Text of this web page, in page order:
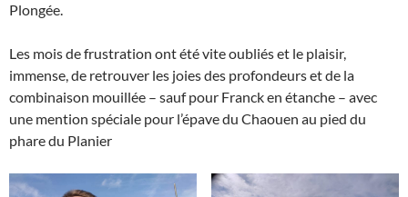
Plongée.
Les mois de frustration ont été vite oubliés et le plaisir,
immense, de retrouver les joies des profondeurs et de la
combinaison mouillée – sauf pour Franck en étanche – avec
une mention spéciale pour l’épave du Chaouen au pied du
phare du Planier